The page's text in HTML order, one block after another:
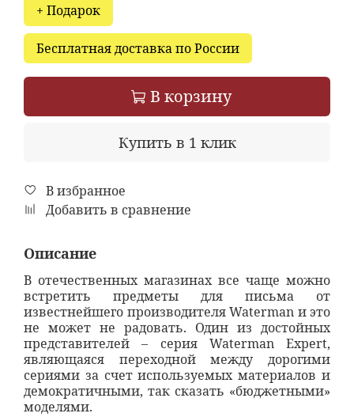
+ Подарок
Бесплатная доставка по России
В корзину
Купить в 1 клик
В избранное
Добавить в сравнение
Описание
В отечественных магазинах все чаще можно
встретить предметы для письма от
известнейшего производителя Waterman и это
не может не радовать. Один из достойных
представителей – серия Waterman Expert,
являющаяся переходной между дорогими
сериями за счет используемых материалов и
демократичными, так сказать «бюджетными»
моделями.